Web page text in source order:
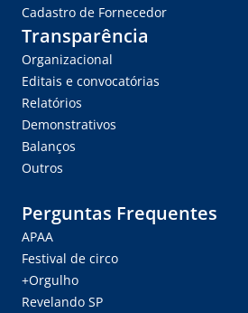
Cadastro de Fornecedor
Transparência
Organizacional
Editais e convocatórias
Relatórios
Demonstrativos
Balanços
Outros
Perguntas Frequentes
APAA
Festival de circo
+Orgulho
Revelando SP